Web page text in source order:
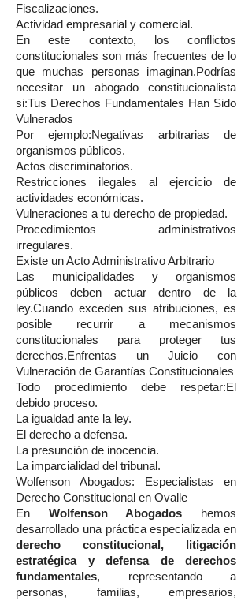
Fiscalizaciones.
Actividad empresarial y comercial.
En este contexto, los conflictos
constitucionales son más frecuentes de lo
que muchas personas imaginan.Podrías
necesitar un abogado constitucionalista
si:Tus Derechos Fundamentales Han Sido
Vulnerados
Por ejemplo:Negativas arbitrarias de
organismos públicos.
Actos discriminatorios.
Restricciones ilegales al ejercicio de
actividades económicas.
Vulneraciones a tu derecho de propiedad.
Procedimientos administrativos
irregulares.
Existe un Acto Administrativo Arbitrario
Las municipalidades y organismos
públicos deben actuar dentro de la
ley.Cuando exceden sus atribuciones, es
posible recurrir a mecanismos
constitucionales para proteger tus
derechos.Enfrentas un Juicio con
Vulneración de Garantías Constitucionales
Todo procedimiento debe respetar:El
debido proceso.
La igualdad ante la ley.
El derecho a defensa.
La presunción de inocencia.
La imparcialidad del tribunal.
Wolfenson Abogados: Especialistas en
Derecho Constitucional en Ovalle
En Wolfenson Abogados hemos
desarrollado una práctica especializada en
derecho constitucional, litigación
estratégica y defensa de derechos
fundamentales, representando a
personas, familias, empresarios,